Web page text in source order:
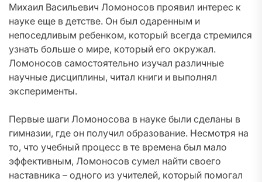
Михаил Васильевич Ломоносов проявил интерес к
науке еще в детстве. Он был одаренным и
непоседливым ребенком, который всегда стремился
узнать больше о мире, который его окружал.
Ломоносов самостоятельно изучал различные
научные дисциплины, читал книги и выполнял
эксперименты.
Первые шаги Ломоносова в науке были сделаны в
гимназии, где он получил образование. Несмотря на
то, что учебный процесс в те времена был мало
эффективным, Ломоносов сумел найти своего
наставника – одного из учителей, который помогал